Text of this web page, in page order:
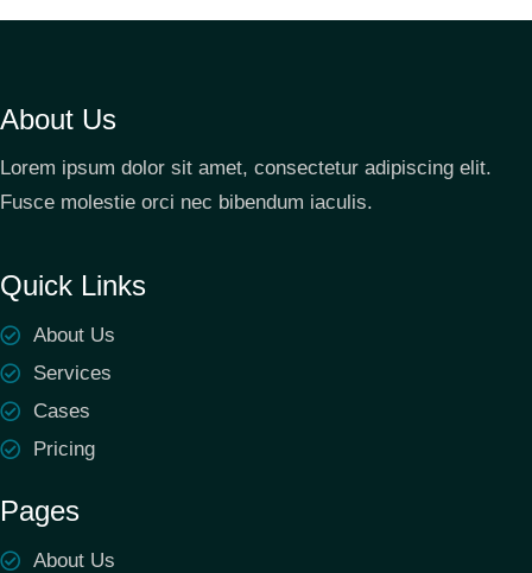
About Us
Lorem ipsum dolor sit amet, consectetur adipiscing elit.
Fusce molestie orci nec bibendum iaculis.
Quick Links
About Us
Services
Cases
Pricing
Pages
About Us